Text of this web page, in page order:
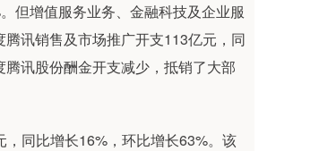
但增值服务业务、金融科技及企业服
讯销售及市场推广开支113亿元，同
讯股份酬金开支减少，抵销了大部
同比增长16%，环比增长63%。该